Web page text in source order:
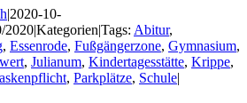
|2020-10-
2020|Kategorien|Tags: Abitur,
, Essenrode, Fußgängerzone, Gymnasium,
, Julianum, Kindertagesstätte, Krippe,
, Parkplätze, Schule|